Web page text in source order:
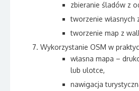
zbieranie śladów z
tworzenie własnych
tworzenie map z
Wykorzystanie OSM w
własna mapa –
lub ulotce,
nawigacja